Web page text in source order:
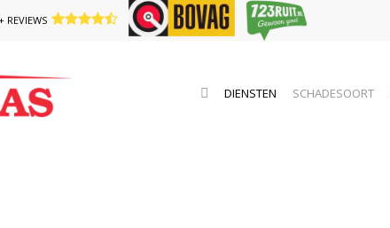
REVIEWS
HOME
DIENSTEN SCHADESOORT